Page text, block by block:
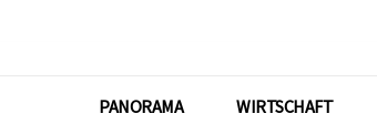
PANORAMA WIRTSCHAFT